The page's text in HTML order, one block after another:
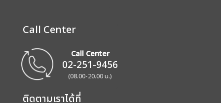
Call Center
Call Center
02-251-9456
(08.00-20.00 น.)
ติดตามเราได้ที่